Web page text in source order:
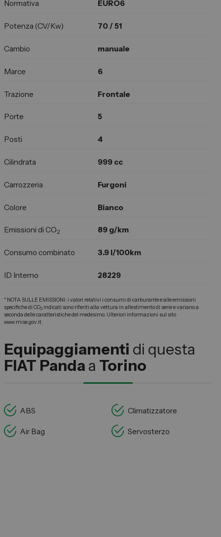
Normativa EURO6
Potenza (CV/Kw) 70 / 51
Cambio manuale
Marce 6
Trazione Frontale
Porte 5
Posti 4
Cilindrata 999 cc
Carrozzeria Furgoni
Colore Bianco
Emissioni di CO2 89 g/km
Consumo combinato 3.9 l/100km
ID Interno 28229
* NOTA SULLE EMISSIONI: i valori relativi i consumi di carburante e alle emissioni
specifiche di CO2indicati sono riferiti alla vettura in allestimento di serie e variano a
seconda delle caratteristiche del medesimo. Ulteriori informazioni sul sito
www.mise.gov.it.
Equipaggiamenti di questa
FIAT Panda a Torino
ABS
Air Bag
Climatizzatore
Servosterzo